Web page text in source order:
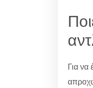
Για να